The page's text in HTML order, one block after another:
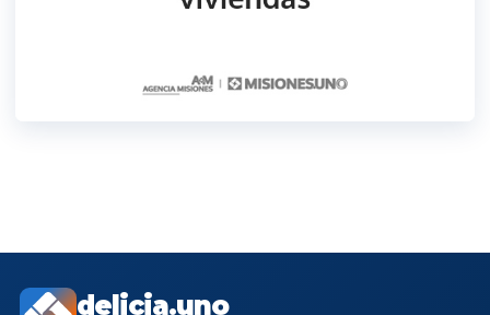
delicia.uno